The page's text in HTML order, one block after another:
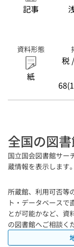
記事
資料形態
紙
税
全国の図
国立国会図書館サー
蔵情報を表示します。
所蔵館、利用可否等
ト・データベースで
とが可能かなど、資
の図書館へご相談く